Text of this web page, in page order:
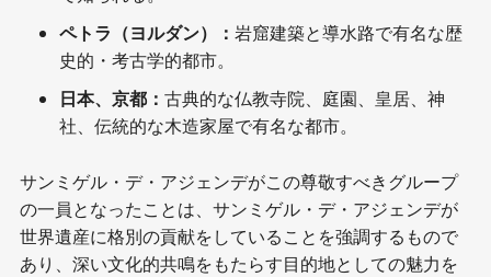
ペトラ（ヨルダン）： 岩窟建築と導水路で有名な歴
史的・考古学的都市。
日本、京都： 古典的な仏教寺院、庭園、皇居、神
社、伝統的な木造家屋で有名な都市。
サンミゲル・デ・アジェンデがこの尊敬すべきグループ
の一員となったことは、サンミゲル・デ・アジェンデが
世界遺産に格別の貢献をしていることを強調するもので
あり、深い文化的共鳴をもたらす目的地としての魅力を